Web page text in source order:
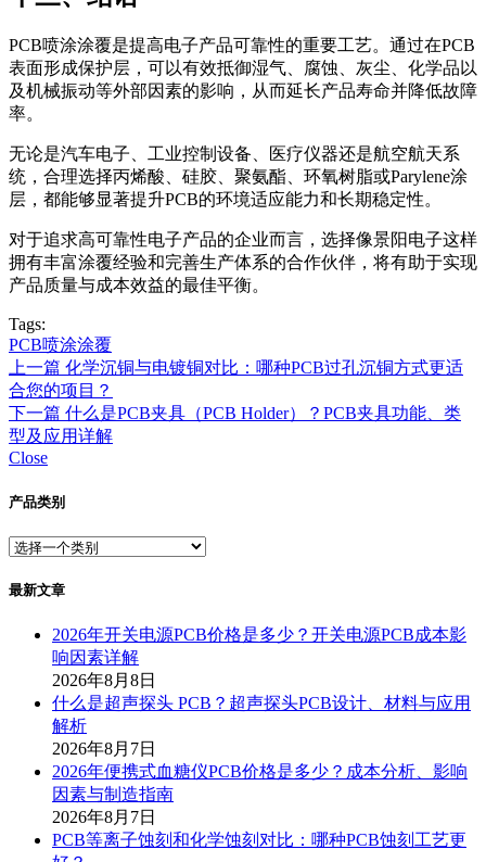
PCB喷涂涂覆是提高电子产品可靠性的重要工艺。通过在PCB
表面形成保护层，可以有效抵御湿气、腐蚀、灰尘、化学品以
及机械振动等外部因素的影响，从而延长产品寿命并降低故障
率。
无论是汽车电子、工业控制设备、医疗仪器还是航空航天系
统，合理选择丙烯酸、硅胶、聚氨酯、环氧树脂或Parylene涂
层，都能够显著提升PCB的环境适应能力和长期稳定性。
对于追求高可靠性电子产品的企业而言，选择像景阳电子这样
拥有丰富涂覆经验和完善生产体系的合作伙伴，将有助于实现
产品质量与成本效益的最佳平衡。
Tags:
PCB喷涂涂覆
上一篇 化学沉铜与电镀铜对比：哪种PCB过孔沉铜方式更适
合您的项目？
下一篇 什么是PCB夹具（PCB Holder）？PCB夹具功能、类
型及应用详解
Close
产品类别
最新文章
2026年开关电源PCB价格是多少？开关电源PCB成本影
响因素详解
2026年8月8日
什么是超声探头 PCB？超声探头PCB设计、材料与应用
解析
2026年8月7日
2026年便携式血糖仪PCB价格是多少？成本分析、影响
因素与制造指南
2026年8月7日
PCB等离子蚀刻和化学蚀刻对比：哪种PCB蚀刻工艺更